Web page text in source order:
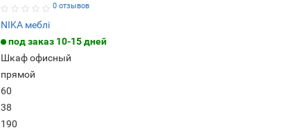
0 отзывов
NIKA меблі
под заказ 10-15 дней
Шкаф офисный
прямой
60
38
190